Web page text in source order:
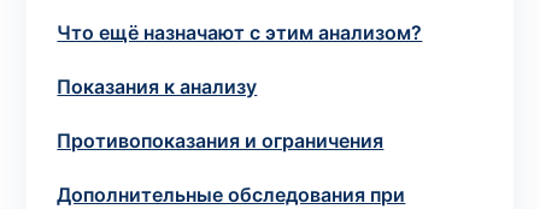
Что ещё назначают с этим анализом?
Показания к анализу
Противопоказания и ограничения
Дополнительные обследования при
зіскрібки. Взяття біоматеріалу для них
виконує лікар – необхідий